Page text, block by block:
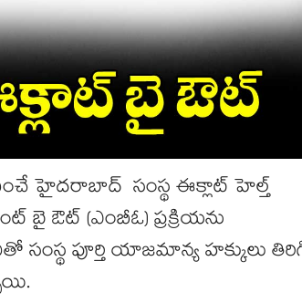
హైదరాబాద్ సంస్థ ఈక్లాట్ హెల్త్
బై ఔట్ (ఎంబీఓ) ప్రక్రియను
పూర్తి యాజమాన్య హక్కులు